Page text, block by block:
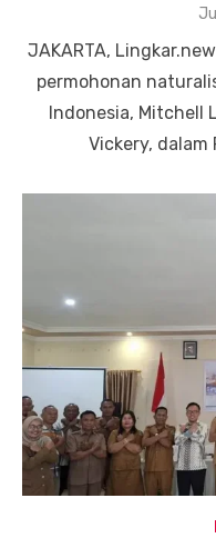
JAKARTA,
permohonan
Indonesia, Mitchell
Vickery, dalam